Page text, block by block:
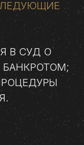
В СУД О